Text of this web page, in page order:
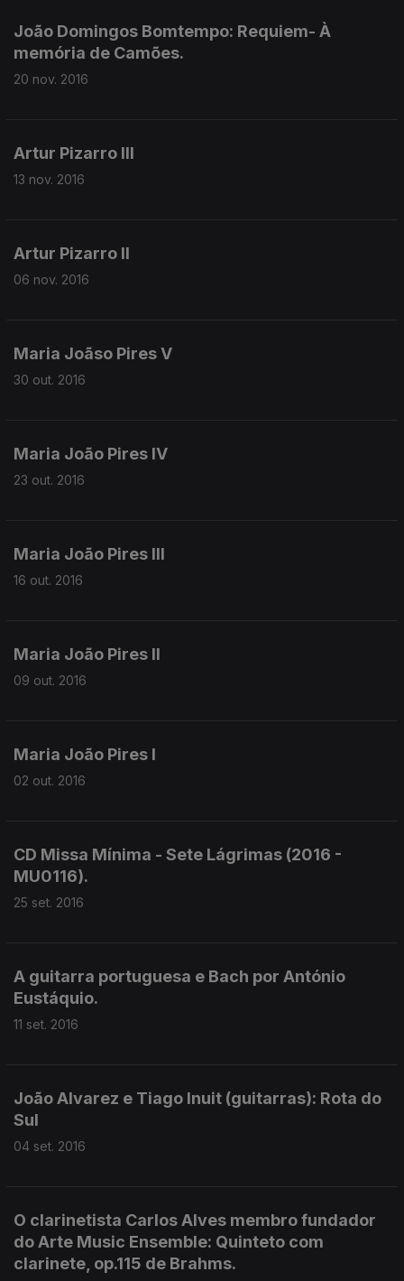
João Domingos Bomtempo: Requiem- À
memória de Camões.
20 nov. 2016
Artur Pizarro III
13 nov. 2016
Artur Pizarro II
06 nov. 2016
Maria Joãso Pires V
30 out. 2016
Maria João Pires IV
23 out. 2016
Maria João Pires III
16 out. 2016
Maria João Pires II
09 out. 2016
Maria João Pires I
02 out. 2016
CD Missa Mínima - Sete Lágrimas (2016 -
MU0116).
25 set. 2016
A guitarra portuguesa e Bach por António
Eustáquio.
11 set. 2016
João Alvarez e Tiago Inuit (guitarras): Rota do
Sul
04 set. 2016
O clarinetista Carlos Alves membro fundador
do Arte Music Ensemble: Quinteto com
clarinete, op.115 de Brahms.